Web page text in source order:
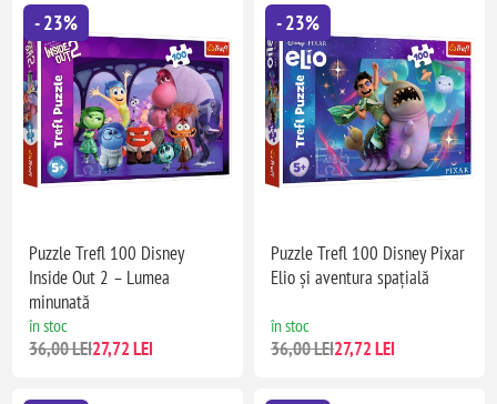
- 23%
Puzzle Trefl 100 Disney
Inside Out 2 – Lumea
minunată
în stoc
36,00 LEI27,72 LEI
- 23%
Puzzle Trefl 100 Disney Pixar
Elio și aventura spațială
în stoc
36,00 LEI27,72 LEI